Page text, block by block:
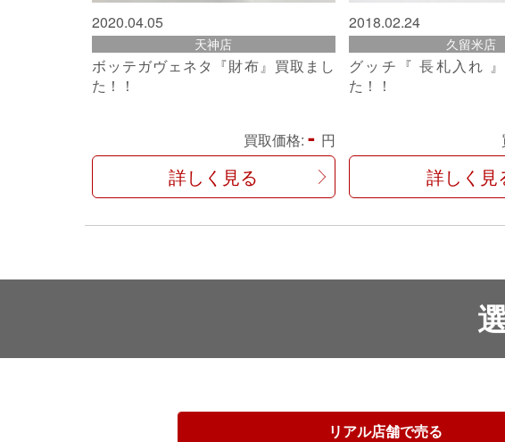
2020.04.05
天神店
ボッテガヴェネタ『財布』買取まし
た！！
買取価格:- 円
詳しく見る
2018.02.24
久留米店
グッチ『 長札入れ
た！！
詳しく見
リアル店舗で売る